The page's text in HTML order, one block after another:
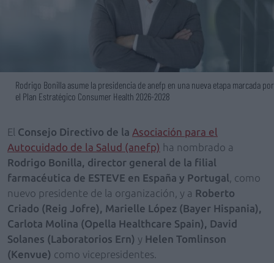
Rodrigo Bonilla asume la presidencia de anefp en una nueva etapa marcada por
el Plan Estratégico Consumer Health 2026-2028
El Consejo Directivo de la Asociación para el
Autocuidado de la Salud (anefp) ha nombrado a
Rodrigo Bonilla, director general de la filial
farmacéutica de ESTEVE en España y Portugal , como
nuevo presidente de la organización, y a Roberto
Criado (Reig Jofre), Marielle López (Bayer Hispania),
Carlota Molina (Opella Healthcare Spain), David
Solanes (Laboratorios Ern) y Helen Tomlinson
(Kenvue) como vicepresidentes.